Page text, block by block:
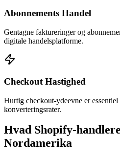
Abonnements Handel
Gentagne faktureringer og
digitale handelsplatforme.
Checkout Hastighed
Hurtig checkout-ydeevne er
konverteringsrater.
Hvad Shopify-
Nordamerika